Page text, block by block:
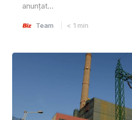
anunțat...
Team < 1 min